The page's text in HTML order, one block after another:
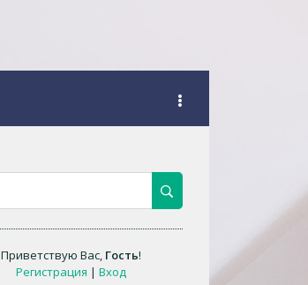
Приветствую Вас, Гость!
Регистрация |Вход